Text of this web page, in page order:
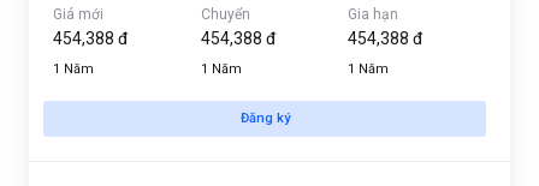
Giá mới
454,388 đ
1 Năm
Chuyển
454,388 đ
1 Năm
Gia hạn
454,388 đ
1 Năm
Đăng ký